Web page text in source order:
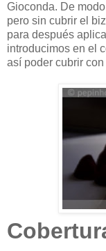
Gioconda. De
pero sin cubrir el
para después
introducimos en el
así poder cubrir